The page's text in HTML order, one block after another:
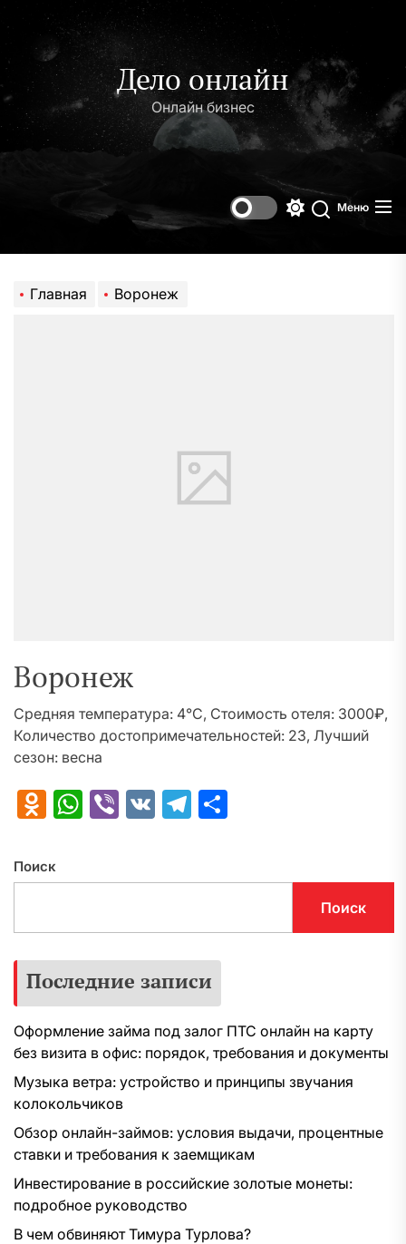
содержимому
Дело онлайн
Онлайн бизнес
Поиск
Меню
Главная Воронеж
Воронеж
Средняя температура: 4°C, Стоимость отеля: 3000₽,
Количество достопримечательностей: 23, Лучший
сезон: весна
Odnoklassniki
WhatsApp
Viber
VK Telegram
Поиск
Поиск
Последние записи
Оформление займа под залог ПТС онлайн на карту
без визита в офис: порядок, требования и документы
Музыка ветра: устройство и принципы звучания
колокольчиков
Обзор онлайн-займов: условия выдачи, процентные
ставки и требования к заемщикам
Инвестирование в российские золотые монеты:
подробное руководство
В чем обвиняют Тимура Турлова?